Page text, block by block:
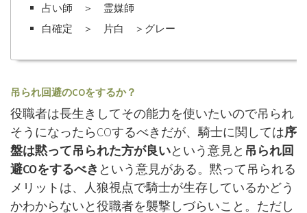
占い師 ＞ 霊媒師
白確定 ＞ 片白 ＞グレー
吊られ回避のCOをするか？
役職者は長生きしてその能力を使いたいので吊られ
そうになったらCOするべきだが、騎士に関しては序
盤は黙って吊られた方が良いという意見と 吊られ回
避COをするべき という意見がある。黙って吊られる
メリットは、人狼視点で騎士が生存しているかどう
かわからないと役職者を襲撃しづらいこと。ただし